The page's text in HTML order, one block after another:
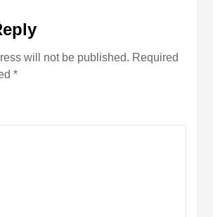
will not be published. Required
*